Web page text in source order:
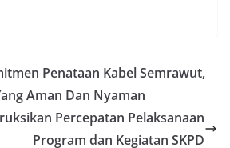
Penataan Kabel Semrawut,
Aman Dan Nyaman
Percepatan Pelaksanaan
Program dan Kegiatan SKPD